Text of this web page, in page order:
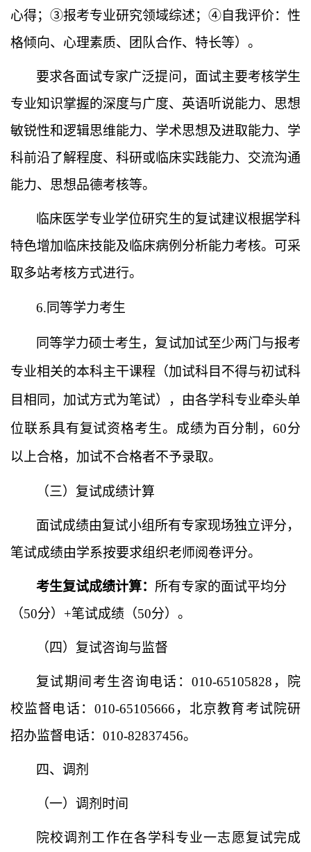
心得；③报考专业研究领域综述；④自我评价：性
格倾向、心理素质、团队合作、特长等）。
要求各面试专家广泛提问，面试主要考核学生
专业知识掌握的深度与广度、英语听说能力、思想
敏锐性和逻辑思维能力、学术思想及进取能力、学
科前沿了解程度、科研或临床实践能力、交流沟通
能力、思想品德考核等。
临床医学专业学位研究生的复试建议根据学科
特色增加临床技能及临床病例分析能力考核。可采
取多站考核方式进行。
6.同等学力考生
同等学力硕士考生，复试加试至少两门与报考
专业相关的本科主干课程（加试科目不得与初试科
目相同，加试方式为笔试），由各学科专业牵头单
位联系具有复试资格考生。成绩为百分制，60分
以上合格， 加试不合格者不予录取。
（三）复试成绩计算
面试成绩由复试小组所有专家现场独立评分，
笔试成绩由学系按要求组织老师阅卷评分。
考生复试成绩计算： 所有专家的面试平均分
（50分）+笔试成绩（50分）。
（四）复试咨询与监督
复试期间 考生咨询电话：010-65105828，
院
校监督电话： 010-65105666，北京教育考试院研
招办监督电话： 010-82837456。
四、调剂
（一）调剂时间
院校调剂工作在各学科专业一志愿复试完成